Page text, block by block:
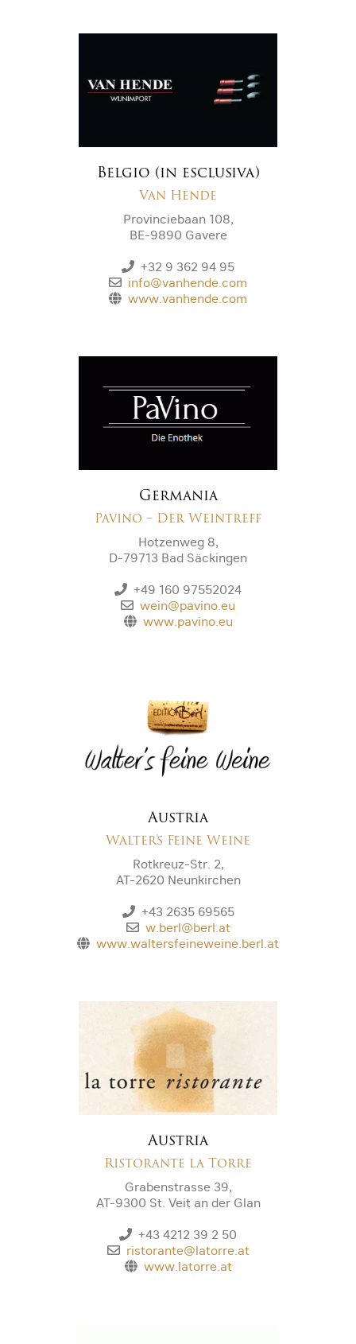
Belgio (in esclusiva)
Van Hende
Provinciebaan 108,
BE-9890 Gavere
+32 9 362 94 95
info@vanhende.com
www.vanhende.com
Germania
Pavino – Der Weintreff
Hotzenweg 8,
D-79713 Bad Säckingen
+49 160 97552024
wein@pavino.eu
www.pavino.eu
Austria
Walter’s Feine Weine
Rotkreuz-Str. 2,
AT-2620 Neunkirchen
+43 2635 69565
w.berl@berl.at
www.waltersfeineweine.berl.at
Austria
Ristorante la Torre
Grabenstrasse 39,
AT-9300 St. Veit an der Glan
+43 4212 39 2 50
ristorante@latorre.at
www.latorre.at